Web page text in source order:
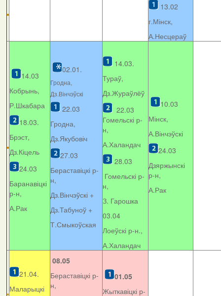
13.02
г.Мінск,
А.Несцераў
14.03
Кобрынь,
Р.Шкабара
18.03.
Брэст,
Дз.Кіцель
24.03
Баранавіцкі
р-н,
А.Рак
02.01.
Гродна,
Дз.Вінчэўскі
22.03
Гродна,
Дз.Якубовіч
27.03
Бераставіцкі р-
н,
Дз.Вінчэўскі +
Дз.Табуноў +
Т.Смыкоўская
14.03.
Тураў,
Дз.Жураўлёў
22.03
Гомельскі р-
н,
А.Халандач
28.03
Гомельскі р-
н,
З. Гарошка
03.04
Лоеўскі р-н.,
А.Халандач
10.03
Мінск,
А.Вінчэўскі
24.03
Дзяржынскі
р-н,
А.Рак
21.04.
Маларыцкі
08.05
Бераставіцкі р-
н,
01.05
Жыткавіцкі р-